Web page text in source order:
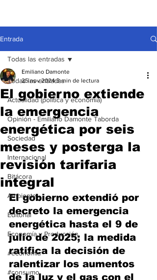
Entrada
Todas las entradas
Actualidad (política y economía)
Opinión - Emiliano Damonte Taborda
Sociedad
Internacional
Bitácora
Ambiente
Editorial
Economía y Producción
#economia
#consumo
Todas las entradas
El gobierno extiende
la emergencia
energética por seis
meses y posterga la
revisión tarifaria
integral
Emiliano Damonte
25 nov 2024 3 min de lectura
El gobierno extendió por
decreto la emergencia
energética hasta el 9 de
julio de 2025; la medida
ratifica la decisión de
ralentizar los aumentos
de la luz y el gas con el